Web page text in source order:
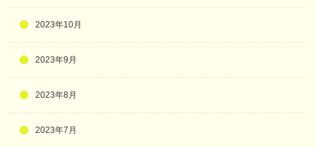
2023年10月
2023年9月
2023年8月
2023年7月